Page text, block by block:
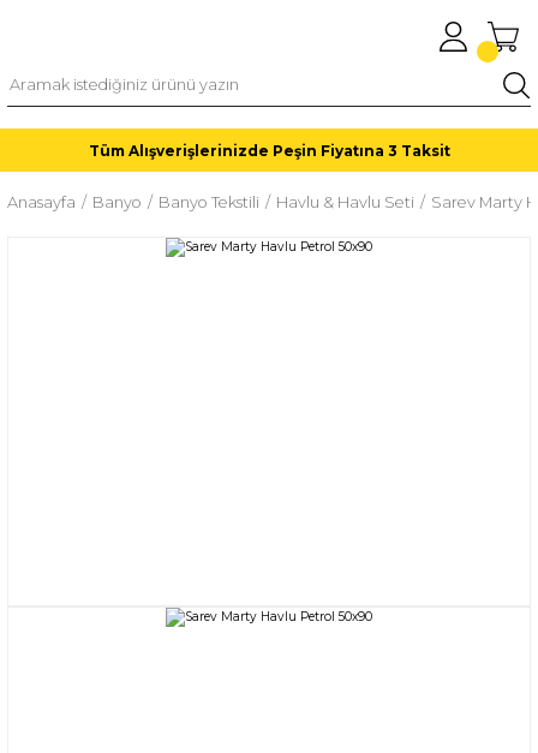
Tüm Alışverişlerinizde Peşin Fiyatına 3 Taksit
Anasayfa Banyo Banyo Tekstili Havlu & Havlu Seti Sarev Marty